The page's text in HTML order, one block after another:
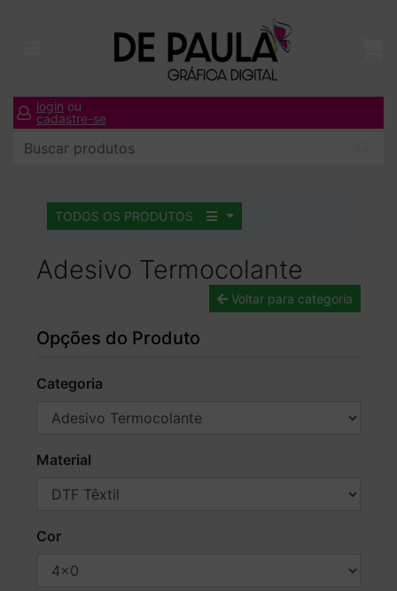
login ou
cadastre-se
TODOS OS PRODUTOS
Adesivo Termocolante
Voltar para categoria
Opções do Produto
Categoria
Material
Cor